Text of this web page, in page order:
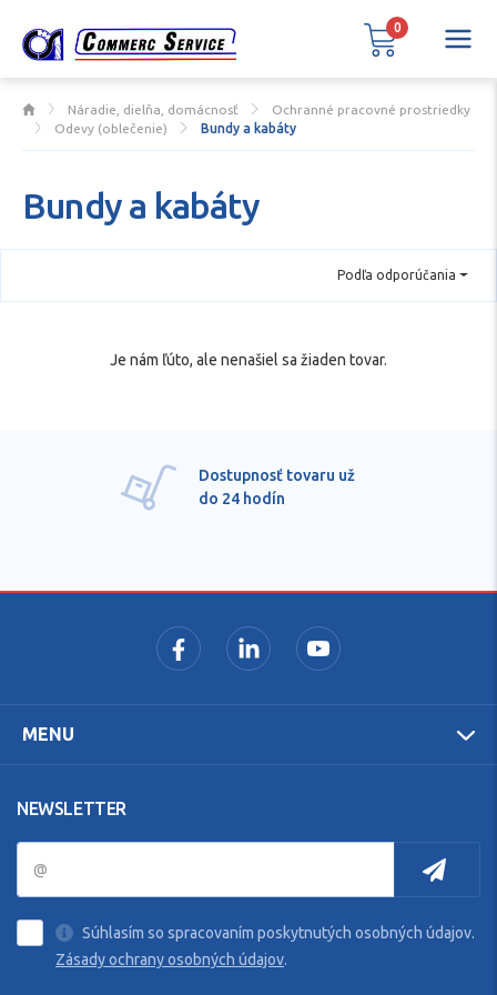
Náradie, dielňa, domácnosť
Ochranné pracovné prostriedky
Odevy (oblečenie)
Bundy a kabáty
Bundy a kabáty
Podľa odporúčania
Je nám ľúto, ale nenašiel sa žiaden tovar.
Dostupnosť tovaru už
do 24 hodín
MENU
NEWSLETTER
Súhlasím so spracovaním poskytnutých osobných údajov.
Zásady ochrany osobných údajov.
0